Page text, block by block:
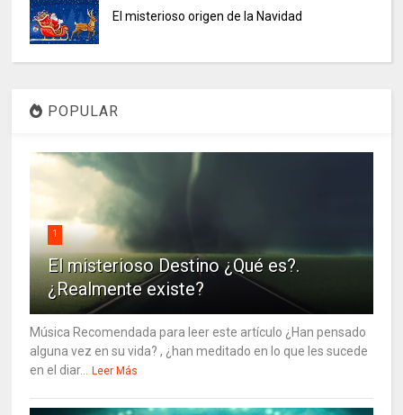
El misterioso origen de la Navidad
POPULAR
1
El misterioso Destino ¿Qué es?.
¿Realmente existe?
Música Recomendada para leer este artículo ¿Han pensado
alguna vez en su vida? , ¿han meditado en lo que les sucede
en el diar...
Leer Más